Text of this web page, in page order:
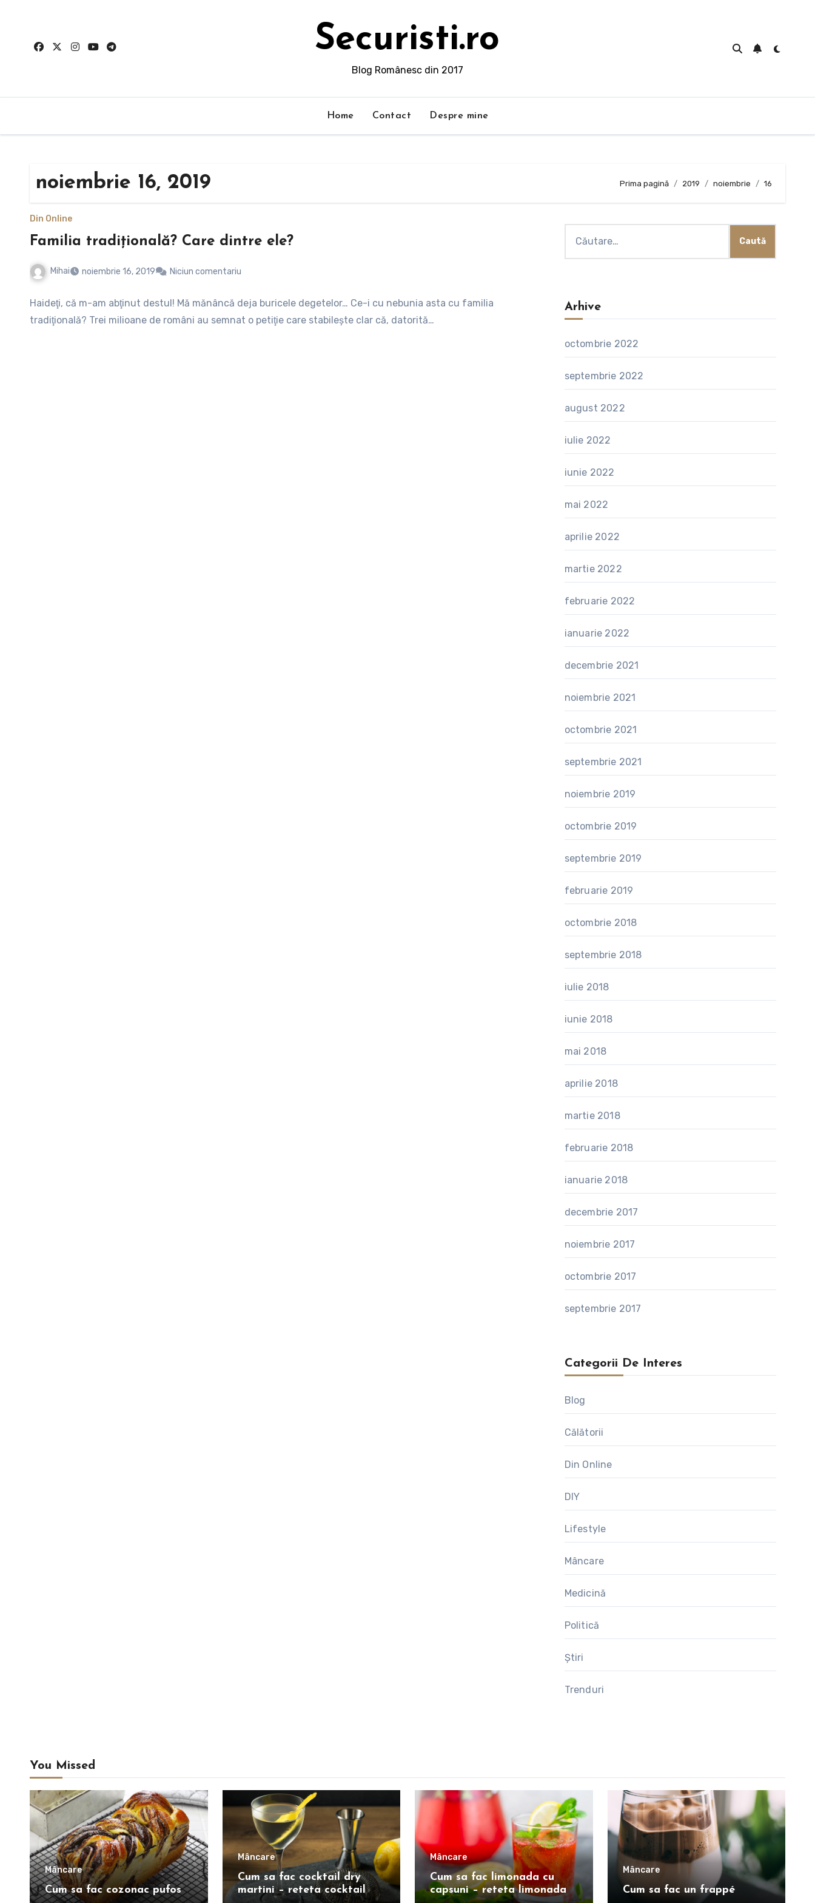
conținut
Securisti.ro
Blog Românesc din 2017
Home Contact Despre mine
noiembrie 16, 2019 Prima pagină 2019 noiembrie 16
Din Online
Familia tradițională? Care dintre ele?
Mihai noiembrie 16, 2019 Niciun comentariu
Haideţi, că m-am abţinut destul! Mă mănâncă deja buricele degetelor… Ce-i cu nebunia asta cu familia
tradiţională? Trei milioane de români au semnat o petiţie care stabileşte clar că, datorită…
după:
Arhive
octombrie 2022
septembrie 2022
august 2022
iulie 2022
iunie 2022
mai 2022
aprilie 2022
martie 2022
februarie 2022
ianuarie 2022
decembrie 2021
noiembrie 2021
octombrie 2021
septembrie 2021
noiembrie 2019
octombrie 2019
septembrie 2019
februarie 2019
octombrie 2018
septembrie 2018
iulie 2018
iunie 2018
mai 2018
aprilie 2018
martie 2018
februarie 2018
ianuarie 2018
decembrie 2017
noiembrie 2017
octombrie 2017
septembrie 2017
Categorii De Interes
Blog
Călătorii
Din Online
DIY
Lifestyle
Mâncare
Medicină
Politică
Știri
Trenduri
You Missed
Mâncare
Cum sa fac cozonac pufos
Mâncare
Cum sa fac cocktail dry
martini – reteta cocktail
Mâncare
Cum sa fac limonada cu
capsuni – reteta limonada
Mâncare
Cum sa fac un frappé